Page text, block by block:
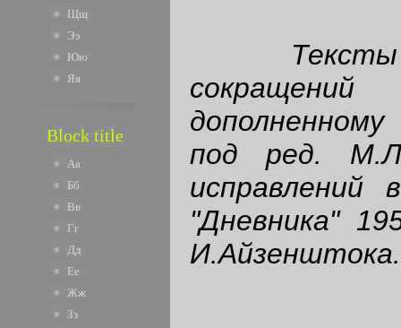
Щщ
Ээ
Юю
Яя
Block title
Аа
Бб
Вв
Гг
Дд
Ее
Жж
Зз
под ред.
исправлений
"Дневника"
И.Айзенштока.